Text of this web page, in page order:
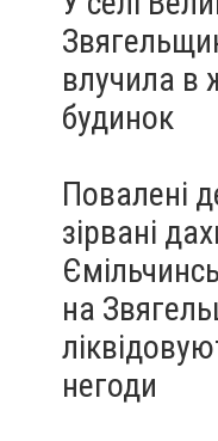
влучила в
будинок
Повалені
зірвані
на
негоди